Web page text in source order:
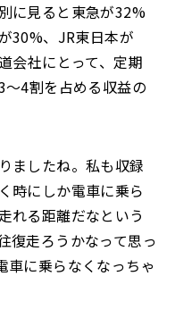
に見ると東急が32%
30%、JR東日本が
会社にとって、定期
4割を占める収益の
ましたね。私も収録
時にしか電車に乗ら
れる距離だなという
復走ろうかなって思っ
車に乗らなくなっちゃ